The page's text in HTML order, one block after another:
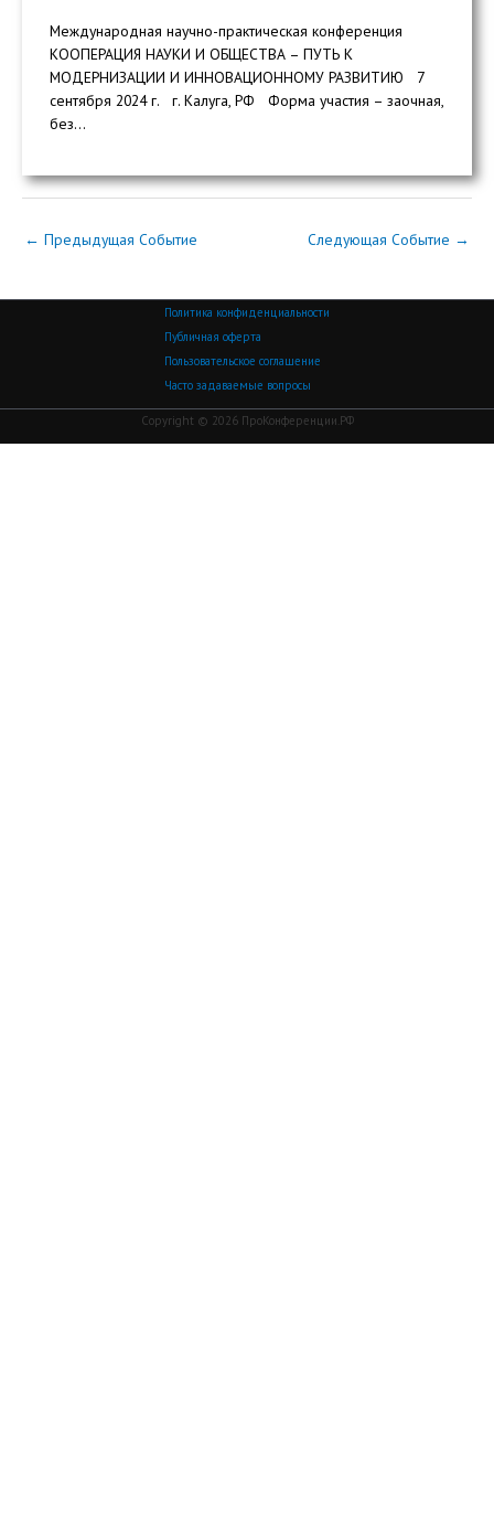
Международная научно-практическая конференция
КООПЕРАЦИЯ НАУКИ И ОБЩЕСТВА – ПУТЬ К
МОДЕРНИЗАЦИИ И ИННОВАЦИОННОМУ РАЗВИТИЮ 7
сентября 2024 г. г. Калуга, РФ Форма участия – заочная,
без...
← Предыдущая Событие Следующая Событие →
Политика конфиденциальности
Публичная оферта
Пользовательское соглашение
Часто задаваемые вопросы
Copyright © 2026 ПроКонференции.РФ